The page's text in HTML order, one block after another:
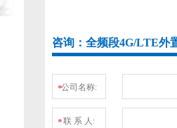
咨询：全频段4G/LTE外
*公司名称:
*联 系 人: